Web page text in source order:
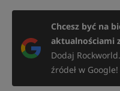
Chcesz być na
aktualnościami
Dodaj
źródeł w Google!